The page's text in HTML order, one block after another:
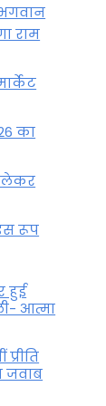
राम
का
लेकर
रूप
हुई
आत्मा
जवाब